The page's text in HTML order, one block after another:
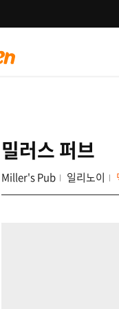
밀러스 퍼브
Miller's Pub 일리노이